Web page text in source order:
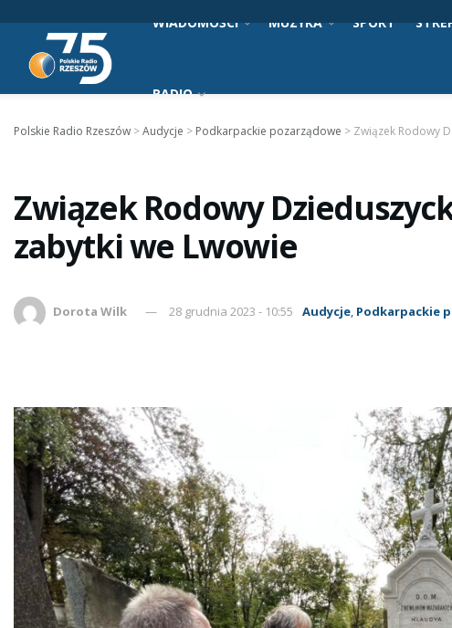
WIADOMOŚCI MUZYKA SPORT
RADIO
Polskie Radio Rzeszów >Audycje > Podkarpackie pozarządowe > Związek Rodowy
Związek Rodowy
zabytki we Lwowie
Dorota Wilk 28 grudnia 2023 - 10:55 Audycje, Podkarpackie